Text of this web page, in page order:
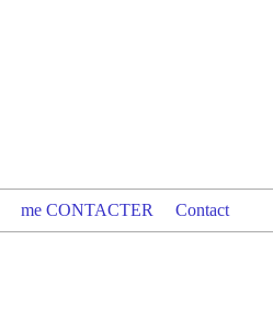
me CONTACTER Contact